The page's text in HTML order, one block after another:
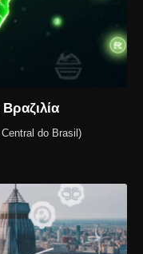
Central do Brasil)